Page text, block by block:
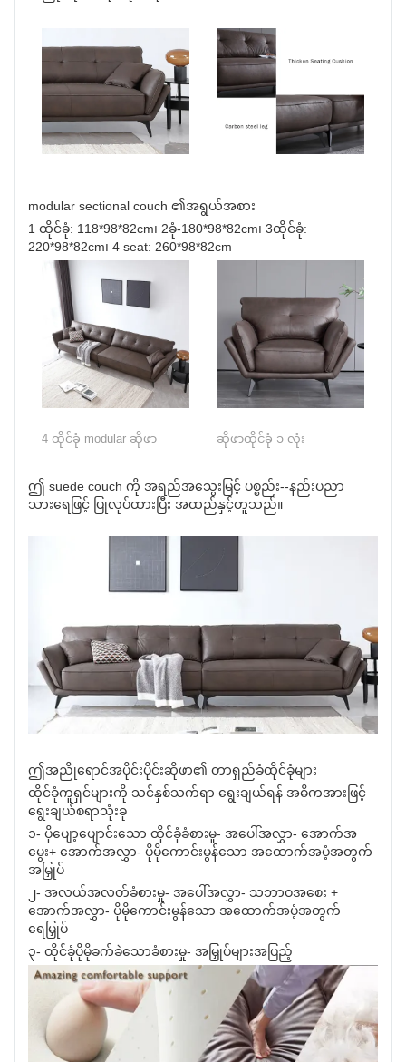
modular sectional couch ၏အရွယ်အစား
1 ထိုင်ခုံ: 118*98*82cm၊ 2ခုံ-180*98*82cm၊ 3ထိုင်ခုံ:
220*98*82cm၊ 4 seat: 260*98*82cm
4 ထိုင်ခုံ modular ဆိုဖာ ဆိုဖာထိုင်ခုံ ၁ လုံး
ဤ suede couch ကို အရည်အသွေးမြင့် ပစ္စည်း--နည်းပညာ
သားရေဖြင့် ပြုလုပ်ထားပြီး အထည်နှင့်တူသည်။
ဤအညိုရောင်အပိုင်းပိုင်းဆိုဖာ၏ တာရှည်ခံထိုင်ခုံများ
ထိုင်ခုံကူရှင်များကို သင်နှစ်သက်ရာ ရွေးချယ်ရန် အဓိကအားဖြင့်
ရွေးချယ်စရာသုံးခု
၁- ပိုပျော့ပျောင်းသော ထိုင်ခုံခံစားမှု- အပေါ်အလွှာ- အောက်အ
မွေး+ အောက်အလွှာ- ပိုမိုကောင်းမွန်သော အထောက်အပံ့အတွက်
အမြှုပ်
၂- အလယ်အလတ်ခံစားမှု- အပေါ်အလွှာ- သဘာဝအစေး +
အောက်အလွှာ- ပိုမိုကောင်းမွန်သော အထောက်အပံ့အတွက်
ရေမြှုပ်
၃- ထိုင်ခုံပိုမိုခက်ခဲသောခံစားမှု- အမြှုပ်များအပြည့်